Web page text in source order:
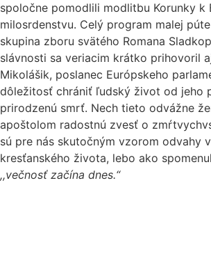
spoločne pomodlili modlitbu Korunky k
milosrdenstvu. Celý program malej
skupina zboru svätého Romana
slávnosti sa veriacim krátko prihovoril
Mikolášik, poslanec Európskeho
dôležitosť chrániť ľudský život od jeho
prirodzenú smrť. Nech tieto odvážne
apoštolom radostnú zvesť o
sú pre nás skutočným vzorom odvahy
kresťanského života, lebo ako
,,večnosť začína dnes.“